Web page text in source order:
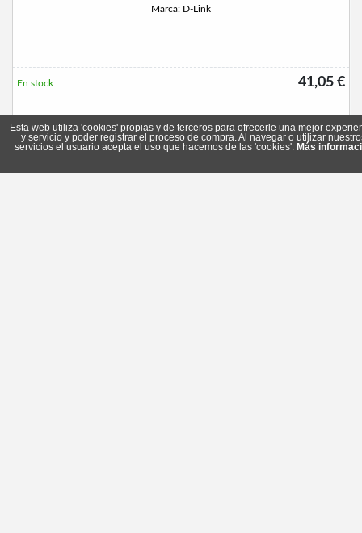
Marca: D-Link
41,05 €
En stock
Esta web utiliza 'cookies' propias y de terceros para ofrecerle una mejor
y servicio y poder registrar el proceso de compra. Al navegar o utilizar
servicios el usuario acepta el uso que hacemos de las 'cookies'. Más